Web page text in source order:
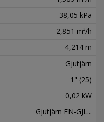
38,05 kPa
2,851 m³/h
4,214 m
Gjutjärn
1" (25)
0,02 kW
Gjutjärn EN-GJL...